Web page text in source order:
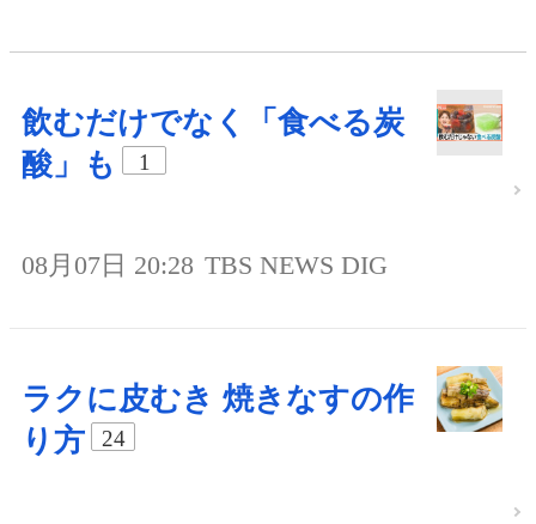
飲むだけでなく「食べる炭
酸」も
1
08月07日 20:28 TBS NEWS DIG
ラクに皮むき 焼きなすの作
り方
24